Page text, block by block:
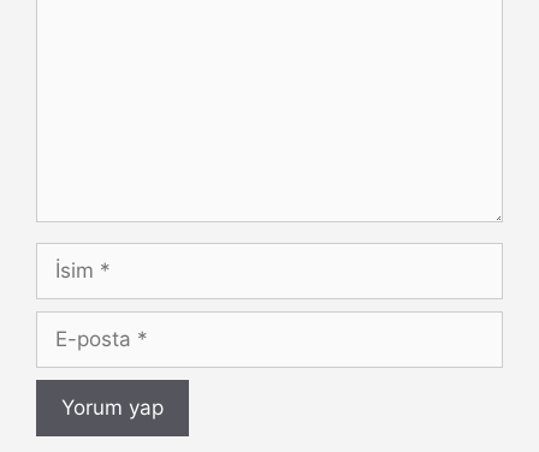
İsim
posta